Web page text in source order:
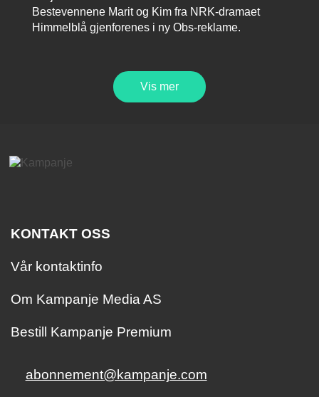
Bestevennene Marit og Kim fra NRK-dramaet
Himmelblå gjenforenes i ny Obs-reklame.
Vis mer
KONTAKT OSS
Vår kontaktinfo
Om Kampanje Media AS
Bestill Kampanje Premium
abonnement@kampanje.com